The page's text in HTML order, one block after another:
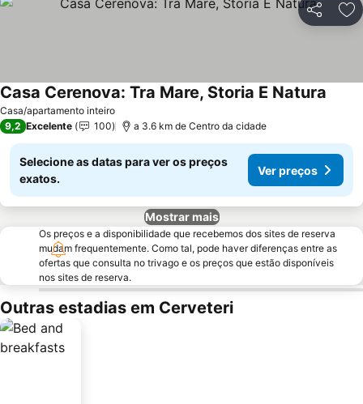
Partilhar
Casa/apartamento inteiro
Casa Cerenova: Tra Mare, Storia E Natura
9,2 Excelente 100 a 3.6 km de Centro da cidade
Selecione as datas para ver os preços
exatos.
Ver preços
Mostrar mais
Os preços e a disponibilidade que recebemos dos sites de reserva
mudam frequentemente. Como tal, pode haver diferenças entre as
ofertas que consulta no trivago e os preços que estão disponíveis
nos sites de reserva.
Outras estadias em Cerveteri